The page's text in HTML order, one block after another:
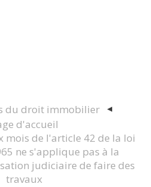
du droit immobilier
d'accueil
mois de l'article 42 de la loi
ne s'applique pas à la
judiciaire de faire des
travaux